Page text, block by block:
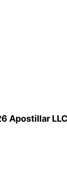
Apostillar LLC